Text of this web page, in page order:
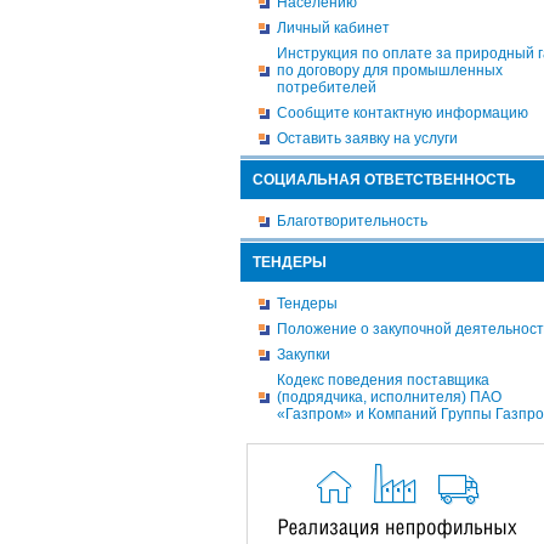
Личный кабинет
Инструкция по оплате за природный
по договору для промышленных
потребителей
Сообщите контактную информацию
Оставить заявку на услуги
СОЦИАЛЬНАЯ ОТВЕТСТВЕННОСТЬ
Благотворительность
ТЕНДЕРЫ
Тендеры
Положение о закупочной
Закупки
Кодекс поведения поставщика
(подрядчика, исполнителя) ПАО
«Газпром» и Компаний Группы